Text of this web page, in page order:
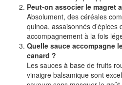
Peut-on associer le magret
Absolument, des céréales
quinoa, assaisonnés d’épices
accompagnement à la fois
Quelle sauce accompagne
canard ?
Les sauces à base de fruits
vinaigre balsamique sont